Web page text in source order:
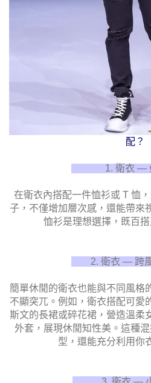
配？
1. 衛衣
在衛衣內搭配一件恤衫或 T 恤
子，不僅增加層次感，還能帶來
恤衫是理想選擇，既百
2. 衛衣 — 跨
簡單休閒的衛衣也能與不同風格
不顯突兀。例如，衛衣搭配可愛
斯文的長裙或碎花裙，營造溫柔
外套，展現休閒知性美。這種
型，還能充分利用你